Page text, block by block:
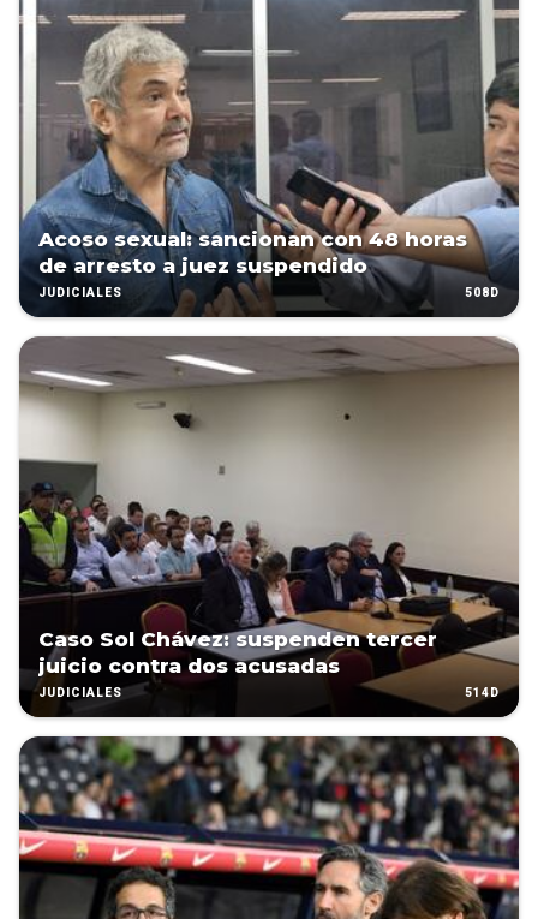
Acoso sexual: sancionan con 48 horas
de arresto a juez suspendido
JUDICIALES 508D
Caso Sol Chávez: suspenden tercer
juicio contra dos acusadas
JUDICIALES 514D